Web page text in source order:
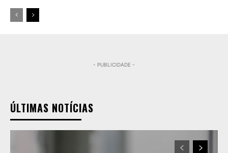
- PUBLICIDADE -
ÚLTIMAS NOTÍCIAS